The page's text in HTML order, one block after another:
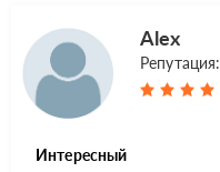
Alex
Репутация:
Интересный